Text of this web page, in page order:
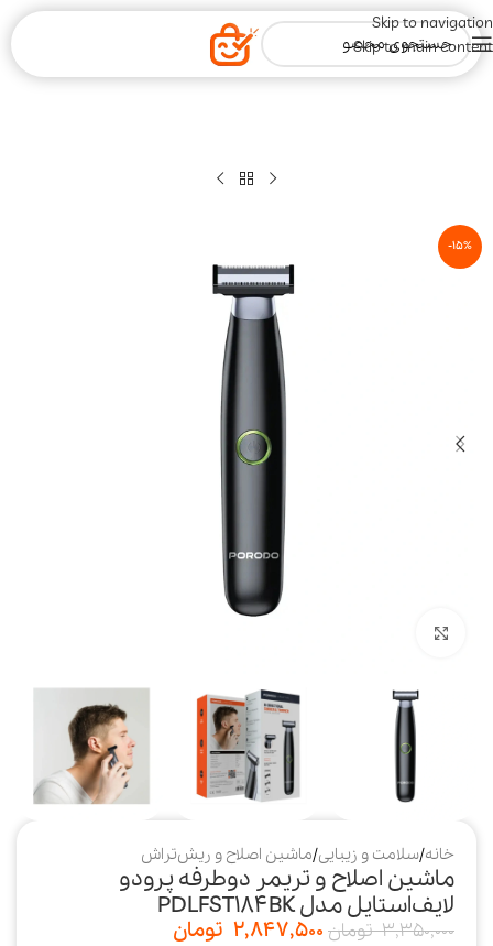
Skip to navigation
Skip to main content
-15%
خانه/سلامت و زیبایی/ماشین اصلاح و ریش‌تراش
ماشین اصلاح و تریمر دوطرفه پرودو
لایف‌استایل مدل PDLFST184BK
3,350,000 تومان 2,847,500 تومان